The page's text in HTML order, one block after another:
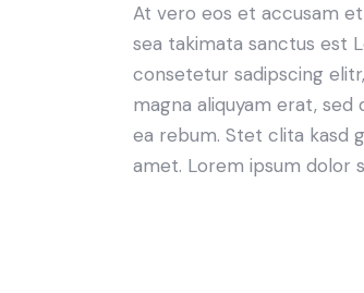
At vero eos et accusam
sea takimata sanctus est
consetetur sadipscing
magna aliquyam erat,
ea rebum. Stet clita kasd
amet. Lorem ipsum dolor